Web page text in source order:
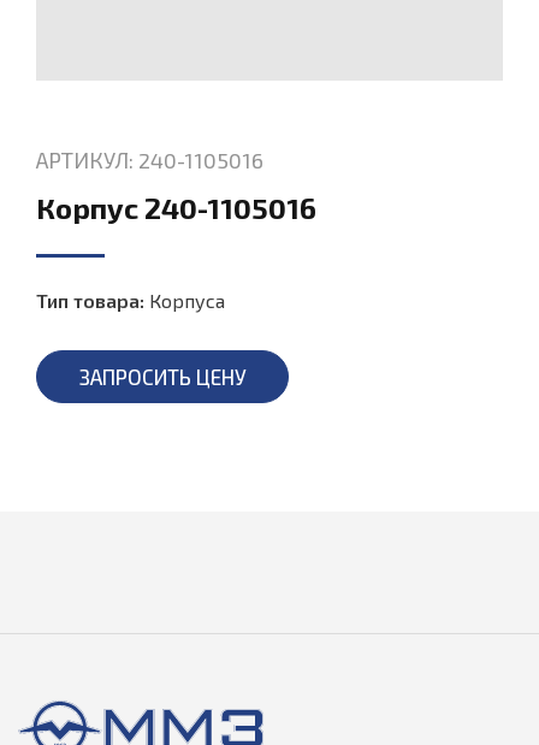
АРТИКУЛ: 240-1105016
Корпус 240-1105016
Тип товара: Корпуса
ЗАПРОСИТЬ ЦЕНУ